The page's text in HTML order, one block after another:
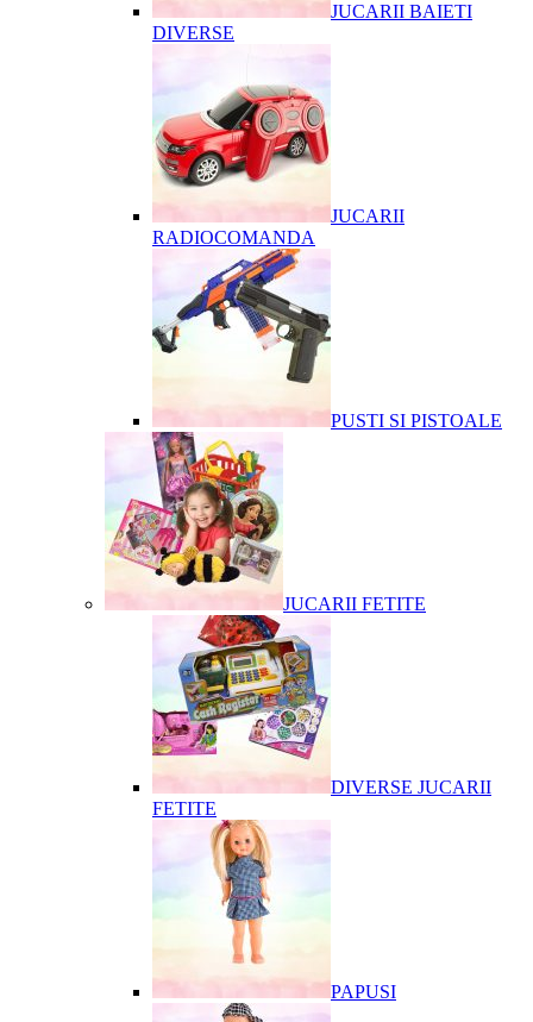
JUCARII BAIETI
DIVERSE
JUCARII
RADIOCOMANDA
PUSTI SI PISTOALE
JUCARII FETITE
DIVERSE JUCARII
FETITE
PAPUSI